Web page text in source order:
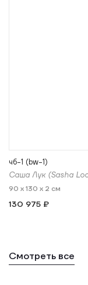
чб-1 (bw-1)
Саша Лук (Sasha
90 x 130 x 2 см
130 975 ₽
Смотреть все